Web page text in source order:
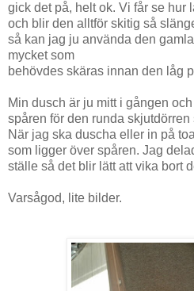
gick det på, helt ok. Vi får se hur
och blir den alltför skitig så
så kan jag ju använda den
mycket som
behövdes skäras innan den låg
Min dusch är ju mitt i gången
spåren för den runda skjutdörren
När jag ska duscha eller in på
som ligger över spåren. Jag
ställe så det blir lätt att vika bort
Varsågod, lite bilder.